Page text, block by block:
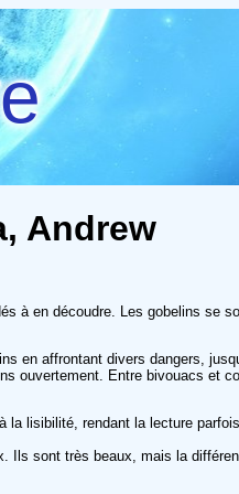
Andrew
à en découdre. Les gobelins se
en affrontant divers dangers,
ouvertement. Entre bivouacs et
lisibilité, rendant la lecture
sont très beaux, mais la